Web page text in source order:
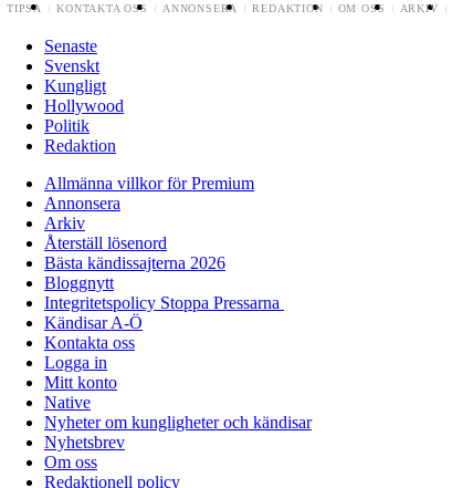
TIPSA KONTAKTA OSS ANNONSERA REDAKTION OM OSS ARKIV
Senaste
Svenskt
Kungligt
Hollywood
Politik
Redaktion
Allmänna villkor för Premium
Annonsera
Arkiv
Återställ lösenord
Bästa kändissajterna 2026
Bloggnytt
Integritetspolicy Stoppa Pressarna
Kändisar A-Ö
Kontakta oss
Logga in
Mitt konto
Native
Nyheter om kungligheter och kändisar
Nyhetsbrev
Om oss
Redaktionell policy